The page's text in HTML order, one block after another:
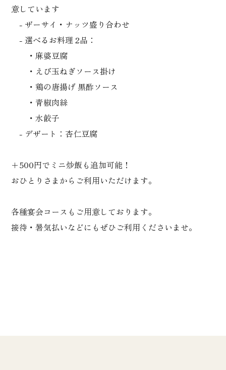
意しています
- ザーサイ・ナッツ盛り合わせ
- 選べるお料理 2品：
・麻婆豆腐
・えび玉ねぎソース掛け
・鶏の唐揚げ 黒酢ソース
・青椒肉絲
・水餃子
- デザート：杏仁豆腐
＋500円でミニ炒飯も追加可能！
おひとりさまからご利用いただけます。
各種宴会コースもご用意しております。
接待・暑気払いなどにもぜひご利用くださいませ。